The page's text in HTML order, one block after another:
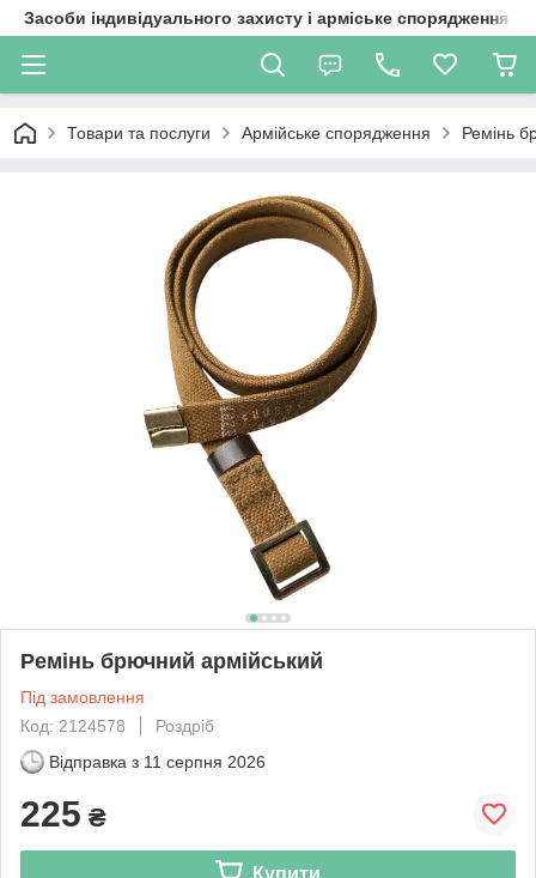
Засоби індивідуального захисту і арміське спорядження
Товари та послуги Армійське спорядження Ремінь
Ремінь брючний армійський
Під замовлення
Код: 2124578
Роздріб
Відправка з 11 серпня 2026
225 ₴
Купити